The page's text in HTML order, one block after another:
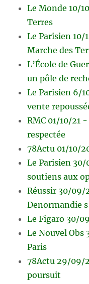
Le Monde 10/
Terres
Le Parisien
Marche des
L’École de
un pôle de
Le Parisien 6/
vente
RMC 01/10/21
respectée
78Actu 01/10/
Le Parisien
soutiens aux
Réussir 30/09/
Denormandie
Le Figaro 30/
Le Nouvel
Paris
78Actu 29/09/
poursuit